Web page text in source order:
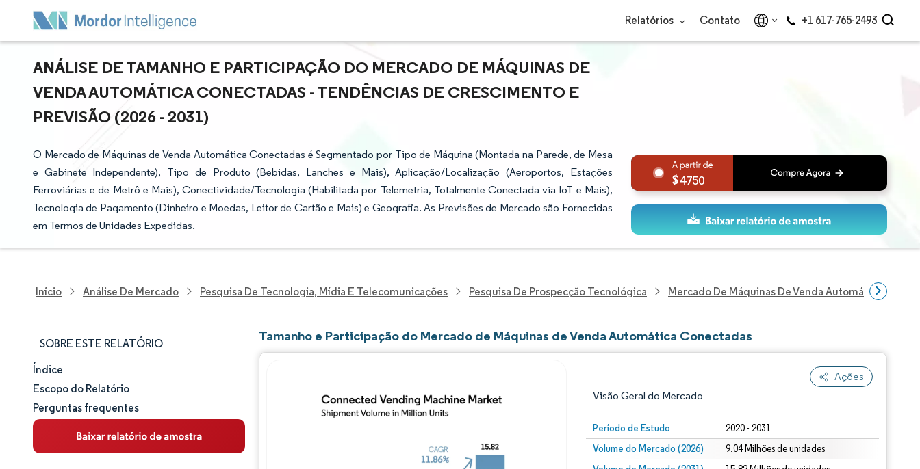
Relatórios Contato +1 617-765-2493
ANÁLISE DE TAMANHO E PARTICIPAÇÃO DO MERCADO DE MÁQUINAS DE
VENDA AUTOMÁTICA CONECTADAS - TENDÊNCIAS DE CRESCIMENTO E
PREVISÃO (2026 - 2031)
O Mercado de Máquinas de Venda Automática Conectadas é Segmentado por Tipo de Máquina (Montada na Parede, de Mesa
e Gabinete Independente), Tipo de Produto (Bebidas, Lanches e Mais), Aplicação/Localização (Aeroportos, Estações
Ferroviárias e de Metrô e Mais), Conectividade/Tecnologia (Habilitada por Telemetria, Totalmente Conectada via IoT e Mais),
Tecnologia de Pagamento (Dinheiro e Moedas, Leitor de Cartão e Mais) e Geografia. As Previsões de Mercado são Fornecidas
em Termos de Unidades Expedidas.
4750
Início Análise De Mercado Pesquisa De Tecnologia, Mídia E Telecomunicações Pesquisa De Prospecção Tecnológica Mercado De Máquinas De Venda Automática
SOBRE ESTE RELATÓRIO
Tamanho e participação de mercado
Análise de mercado
Tendências e insights
Índice
Escopo do Relatório
Perguntas frequentes
Tamanho e Participação do Mercado de Máquinas de Venda Automática Conectadas
Ações
Visão Geral do Mercado
Período de Estudo 2020 - 2031
Volume do Mercado (2026) 9.04 Milhões de unidades